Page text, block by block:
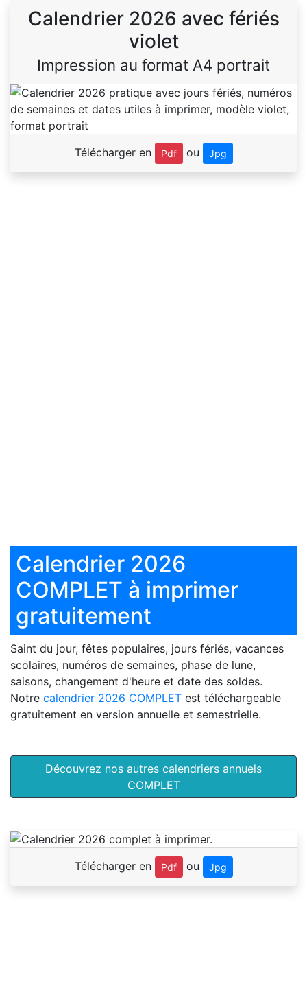
Calendrier 2026 avec fériés
violet
Impression au format A4 portrait
Télécharger en Pdf ou Jpg
Calendrier 2026
COMPLET à imprimer
gratuitement
Saint du jour, fêtes populaires, jours fériés, vacances
scolaires, numéros de semaines, phase de lune,
saisons, changement d'heure et date des soldes.
Notre calendrier 2026 COMPLET est téléchargeable
gratuitement en version annuelle et semestrielle.
Découvrez nos autres calendriers annuels
COMPLET
Télécharger en Pdf ou Jpg